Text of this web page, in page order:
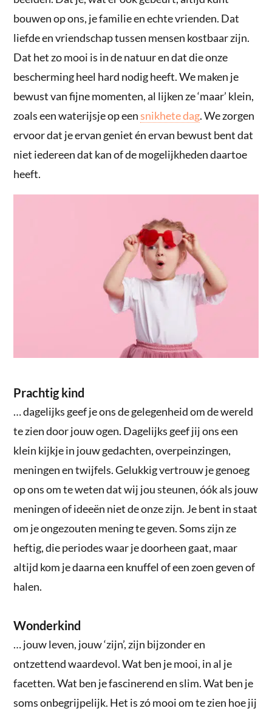
bouwen op ons, je familie en echte vrienden. Dat
liefde en vriendschap tussen mensen kostbaar zijn.
Dat het zo mooi is in de natuur en dat die onze
bescherming heel hard nodig heeft. We maken je
bewust van fijne momenten, al lijken ze ‘maar’ klein,
zoals een waterijsje op eensnikhete dag. We zorgen
ervoor dat je ervan geniet én ervan bewust bent dat
niet iedereen dat kan of de mogelijkheden daartoe
heeft.
Prachtig kind
… dagelijks geef je ons de gelegenheid om de wereld
te zien door jouw ogen. Dagelijks geef jij ons een
klein kijkje in jouw gedachten, overpeinzingen,
meningen en twijfels. Gelukkig vertrouw je genoeg
op ons om te weten dat wij jou steunen, óók als jouw
meningen of ideeën niet de onze zijn. Je bent in staat
om je ongezouten mening te geven. Soms zijn ze
heftig, die periodes waar je doorheen gaat, maar
altijd kom je daarna een knuffel of een zoen geven of
halen.
Wonderkind
… jouw leven, jouw ‘zijn’, zijn bijzonder en
ontzettend waardevol. Wat ben je mooi, in al je
facetten. Wat ben je fascinerend en slim. Wat ben je
soms onbegrijpelijk. Het is zó mooi om te zien hoe jij